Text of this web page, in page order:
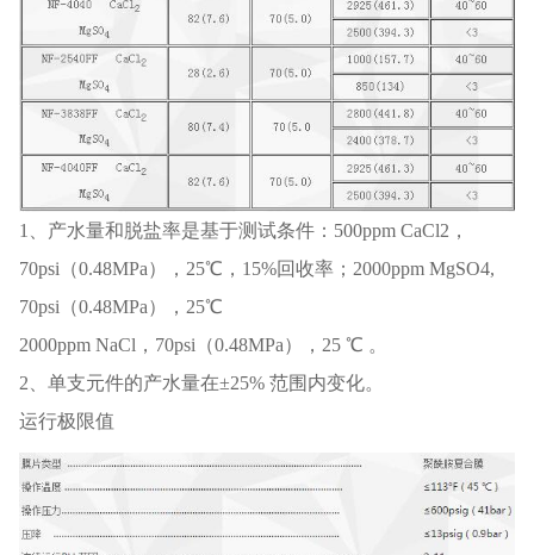
1、产水量和脱盐率是基于测试条件：500ppm CaCl2，
70psi（0.48MPa），25℃，15%回收率；2000ppm MgSO4,
70psi（0.48MPa），25℃
2000ppm NaCl，70psi（0.48MPa），25 ℃ 。
2、单支元件的产水量在±25% 范围内变化。
运行极限值